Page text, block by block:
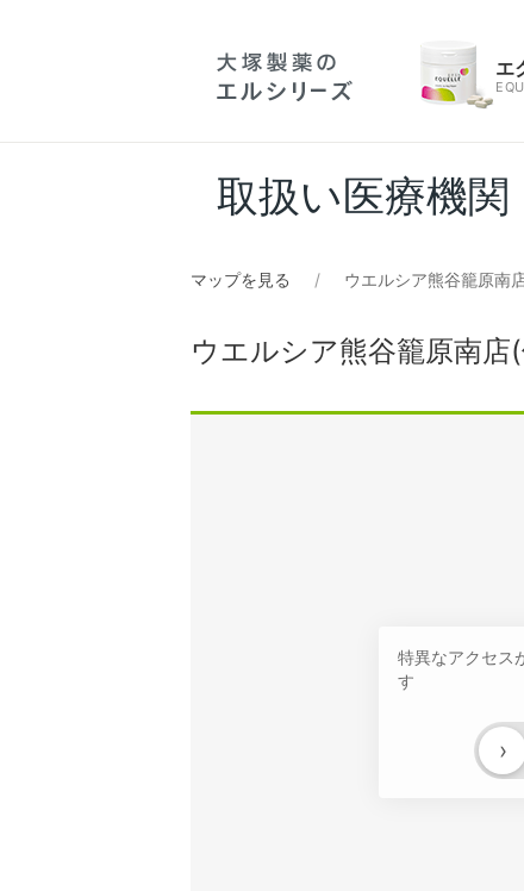
エ
取扱い医療機関
マップを見る ウエルシア熊谷籠原南
ウエルシア熊谷籠原南店
特異なアクセス
す
›